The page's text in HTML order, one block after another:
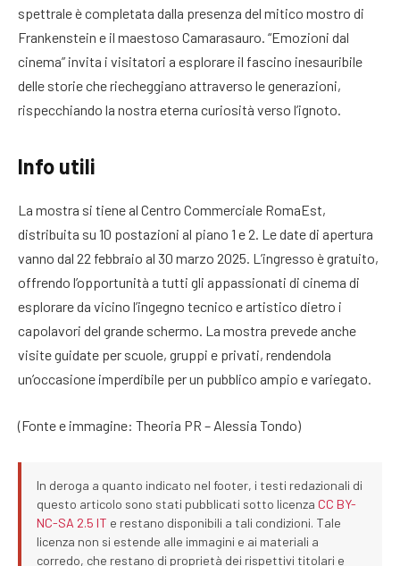
spettrale è completata dalla presenza del mitico mostro di
Frankenstein e il maestoso Camarasauro. “Emozioni dal
cinema” invita i visitatori a esplorare il fascino inesauribile
delle storie che riecheggiano attraverso le generazioni,
rispecchiando la nostra eterna curiosità verso l’ignoto.
Info utili
La mostra si tiene al Centro Commerciale RomaEst,
distribuita su 10 postazioni al piano 1 e 2. Le date di apertura
vanno dal 22 febbraio al 30 marzo 2025. L’ingresso è gratuito,
offrendo l’opportunità a tutti gli appassionati di cinema di
esplorare da vicino l’ingegno tecnico e artistico dietro i
capolavori del grande schermo. La mostra prevede anche
visite guidate per scuole, gruppi e privati, rendendola
un’occasione imperdibile per un pubblico ampio e variegato.
(Fonte e immagine: Theoria PR – Alessia Tondo)
In deroga a quanto indicato nel footer, i testi redazionali di
questo articolo sono stati pubblicati sotto licenza CC BY-
NC-SA 2.5 IT e restano disponibili a tali condizioni. Tale
licenza non si estende alle immagini e ai materiali a
corredo, che restano di proprietà dei rispettivi titolari e